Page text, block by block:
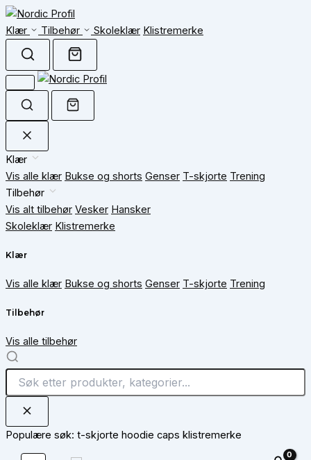
Klær Tilbehør Skoleklær Klistremerke
Klær
Vis alle klær Bukse og shorts Genser T-skjorte Trening
Tilbehør
Vis alt tilbehør Vesker Hansker
Skoleklær Klistremerke
Klær
Vis alle klær Bukse og shorts Genser T-skjorte Trening
Tilbehør
Vis alle tilbehør
Populære søk: t-skjorte hoodie caps klistremerke
Hopp